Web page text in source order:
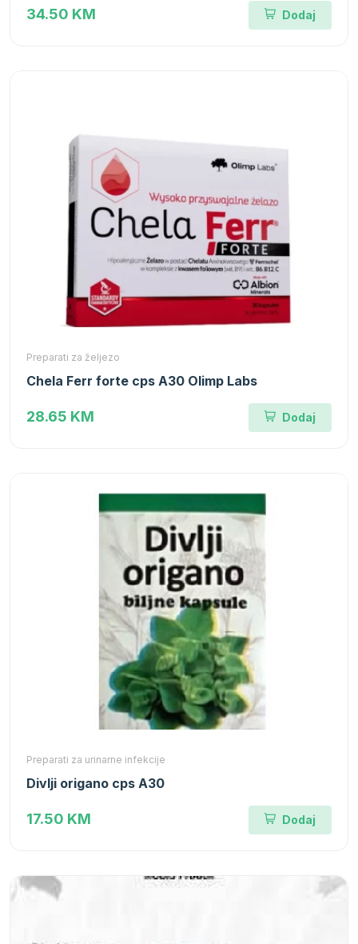
34.50 KM Dodaj
Preparati za željezo
Chela Ferr forte cps A30 Olimp Labs
28.65 KM Dodaj
Preparati za urinarne infekcije
Divlji origano cps A30
17.50 KM Dodaj